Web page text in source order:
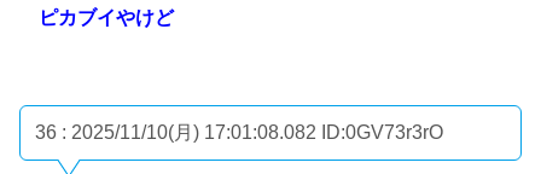
ピカブイやけど
36 : 2025/11/10(月) 17:01:08.082 ID:0GV73r3rO